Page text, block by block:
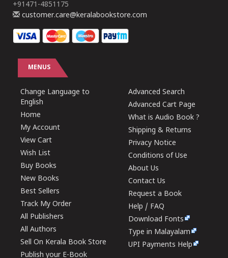
+91471-4851175
customer.care@keralabookstore.com
MENUS
Change Language to
English
Home
My Account
View Cart
Wish List
Buy Books
New Books
Best Sellers
Track My Order
All Publishers
All Authors
Sell On Kerala Book Store
Publish your E-Book
Advanced Search
Advanced Cart Page
What is Audio Book ?
Shipping & Returns
Privacy Notice
Conditions of Use
About Us
Contact Us
Request a Book
Help / FAQ
Download Fonts
Type in Malayalam
UPI Payments Help